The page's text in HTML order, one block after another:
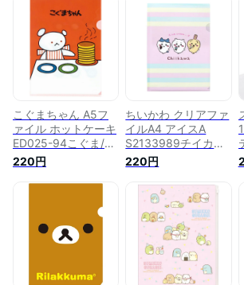
こぐまちゃん A5フ
ァイル ホットケーキ
ED025-94こぐま/く
ま/絵本/キャラクタ
ー/文具/文房具/ステ
ーショナリー/書類/
220円
ちいかわ クリアファ
イルA4 アイスA
S2133989チイカワ/
なんか小さくてかわ
いいやつ/ハチワレ/
うさぎ/キャラクタ
ー/かわいい/文具/文
房具/ステーショナリ
ー/ファイル/書類/整
理整頓/連絡袋【あす
楽対応】
220円